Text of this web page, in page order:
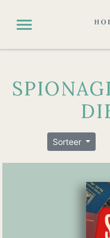
Sorteer